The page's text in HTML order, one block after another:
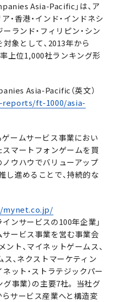
Asia-Pacific」は、ア
・香港・インド・インドネシ
ーランド・フィリピン・シン
対象として、2013年から
上位1,000社ランキング形
Asia-Pacific（英文）
ft-1000/asia-
ームサービス事業におい
スマートフォンゲームを買
ウハウでバリューアップ
し進めることで、持続的な
ンサービスの100年企業」
サービス事業を営む事業会
ト、マイネットゲームス、
、ネクストマーケティン
ネット・ストラテジックパー
事業）の主要7社。 当社グ
サービス産業へと構造変